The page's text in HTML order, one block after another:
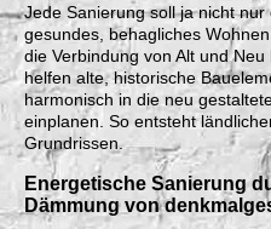
Jede Sanierung soll ja nicht
gesundes, behagliches
die Verbindung von Alt und
helfen alte, historische
harmonisch in die neu
einplanen. So entsteht
Grundrissen.
Energetische Sanierung
Dämmung von